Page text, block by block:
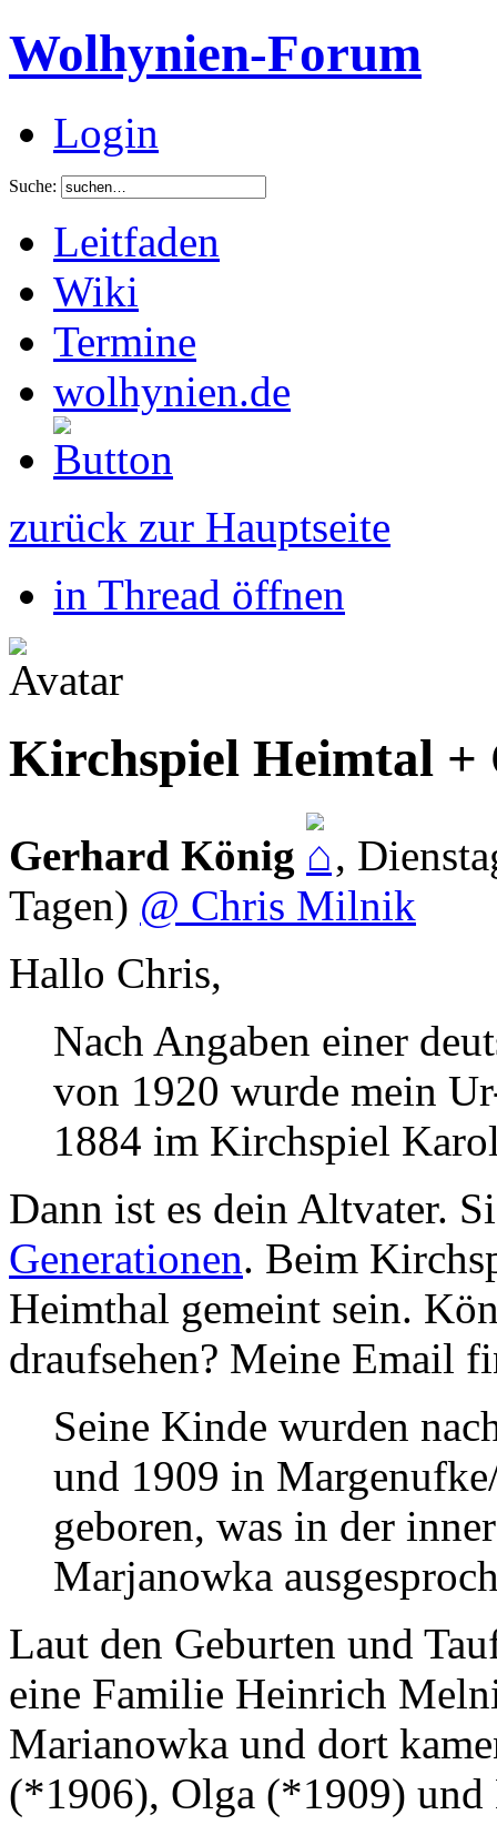
Wolhynien-Forum
Login
Suche:
Leitfaden
Wiki
Termine
wolhynien.de
zurück zur Hauptseite
in Thread öffnen
Kirchspiel Heimtal
Gerhard König ,
Tagen) @ Chris Milnik
Hallo Chris,
Nach Angaben einer
von 1920 wurde mein
1884 im Kirchspiel
Dann ist es dein Altvater.
Generationen. Beim
Heimthal gemeint sein.
draufsehen? Meine Email
Seine Kinde wurden
und 1909 in
geboren, was in der
Marjanowka
Laut den Geburten und
eine Familie Heinrich
Marianowka und dort
(*1906), Olga (*1909) und